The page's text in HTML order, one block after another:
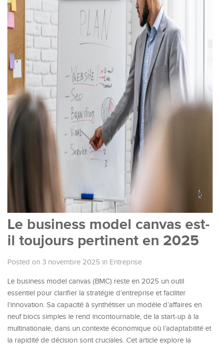
Le business model canvas est-
il toujours pertinent en 2025
Posted on 3 novembre 2025 in Entreprise
Le business model canvas (BMC) reste en 2025 un outil
essentiel pour clarifier la stratégie d’entreprise et faciliter
l’innovation. Sa capacité à synthétiser un modèle d’affaires en
neuf blocs simples le rend incontournable, de la start-up à la
multinationale, dans un contexte économique où l’adaptabilité et
la rapidité de décision sont cruciales. Cet article explore la